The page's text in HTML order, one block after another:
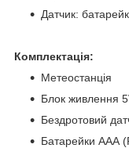
Датчик:
Комплектація:
Метеостанція
Блок живлення
Бездротовий
Батарейки AAA